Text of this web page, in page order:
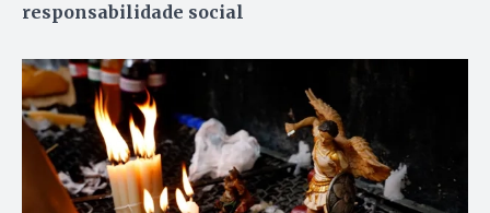
responsabilidade social